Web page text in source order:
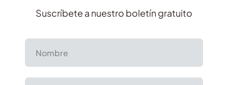
Suscríbete a nuestro boletín gratuito